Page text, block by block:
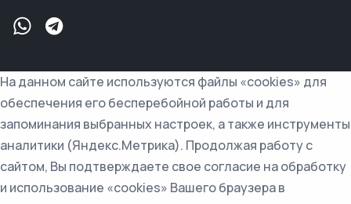
На данном сайте используются файлы «cookies» для
обеспечения его бесперебойной работы и для
запоминания выбранных настроек, а также инструменты
аналитики (Яндекс.Метрика). Продолжая работу с
сайтом, Вы подтверждаете свое согласие на обработку
и использование «cookies» Вашего браузера в